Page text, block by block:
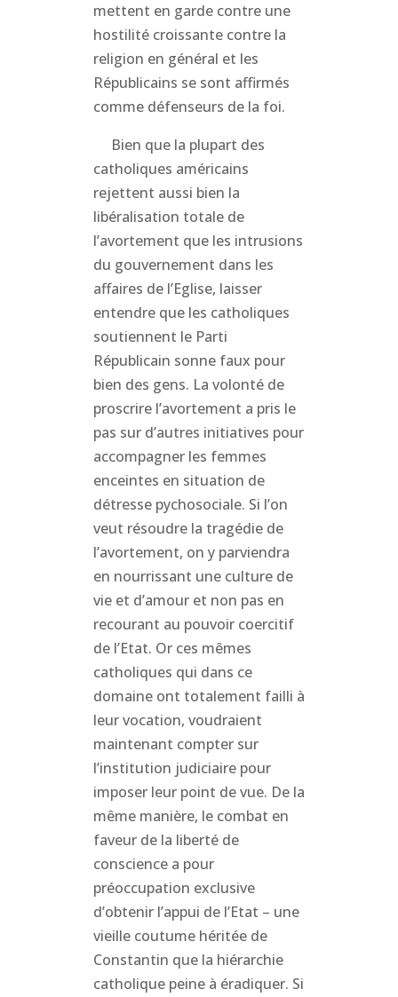
mettent en garde contre une
hostilité croissante contre la
religion en général et les
Républicains se sont affirmés
comme défenseurs de la foi.
Bien que la plupart des
catholiques américains
rejettent aussi bien la
libéralisation totale de
l’avortement que les intrusions
du gouvernement dans les
affaires de l’Eglise, laisser
entendre que les catholiques
soutiennent le Parti
Républicain sonne faux pour
bien des gens. La volonté de
proscrire l’avortement a pris le
pas sur d’autres initiatives pour
accompagner les femmes
enceintes en situation de
détresse pychosociale. Si l’on
veut résoudre la tragédie de
l’avortement, on y parviendra
en nourrissant une culture de
vie et d’amour et non pas en
recourant au pouvoir coercitif
de l’Etat. Or ces mêmes
catholiques qui dans ce
domaine ont totalement failli à
leur vocation, voudraient
maintenant compter sur
l’institution judiciaire pour
imposer leur point de vue. De la
même manière, le combat en
faveur de la liberté de
conscience a pour
préoccupation exclusive
d’obtenir l’appui de l’Etat – une
vieille coutume héritée de
Constantin que la hiérarchie
catholique peine à éradiquer. Si